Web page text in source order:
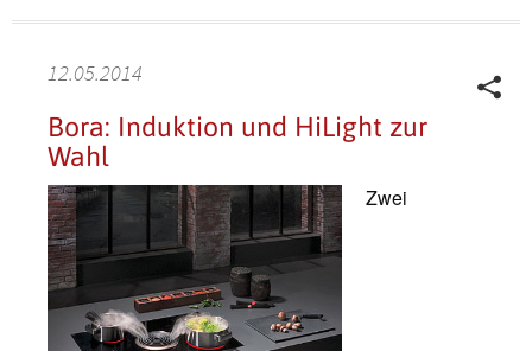
12.05.2014
Bora: Induktion und HiLight zur
Wahl
Zwei